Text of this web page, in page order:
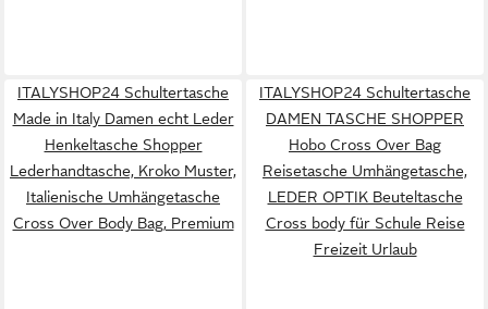
ITALYSHOP24 Schultertasche
Made in Italy Damen echt Leder
Henkeltasche Shopper
Lederhandtasche, Kroko Muster,
Italienische Umhängetasche
Cross Over Body Bag, Premium
ITALYSHOP24 Schultertasche
DAMEN TASCHE SHOPPER
Hobo Cross Over Bag
Reisetasche Umhängetasche,
LEDER OPTIK Beuteltasche
Cross body für Schule Reise
Freizeit Urlaub